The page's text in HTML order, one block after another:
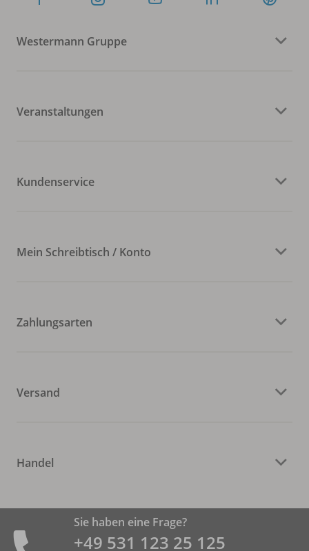
Westermann Gruppe
Veranstaltungen
Kundenservice
Mein Schreibtisch / Konto
Zahlungsarten
Versand
Handel
Sie haben eine Frage?
+49 531 ­123 25 125